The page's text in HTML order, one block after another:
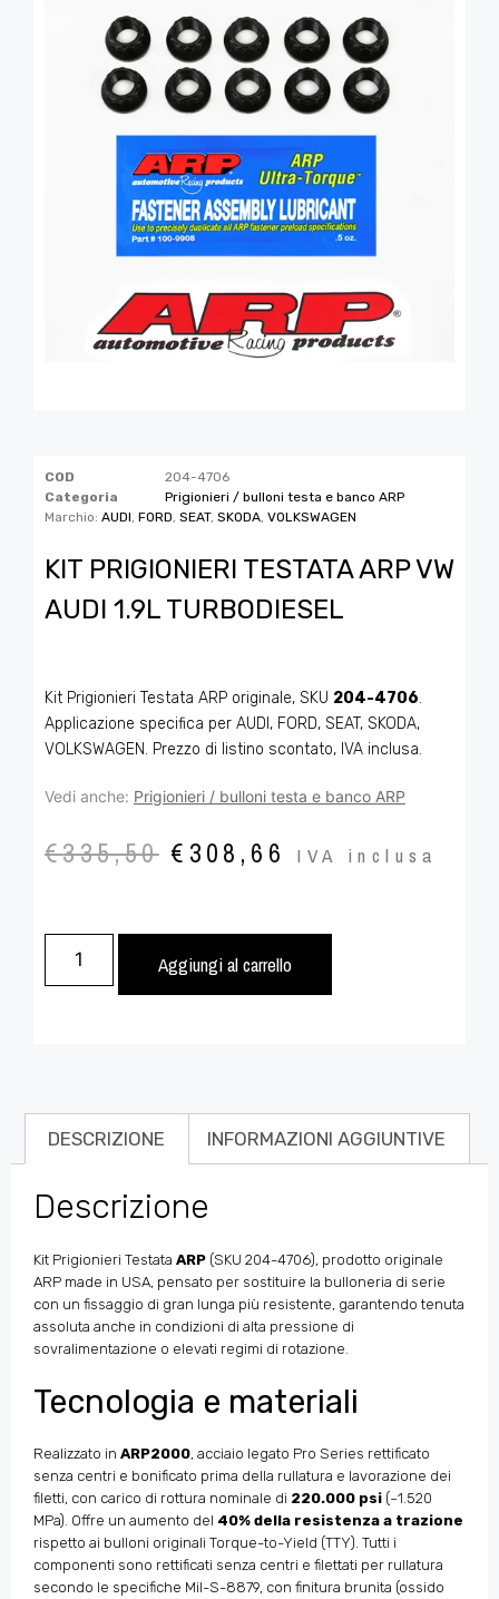
COD
204-4706
Categoria
Prigionieri / bulloni testa e banco ARP
Marchio: AUDI, FORD, SEAT, SKODA, VOLKSWAGEN
KIT PRIGIONIERI TESTATA ARP VW
AUDI 1.9L TURBODIESEL
Kit Prigionieri Testata ARP originale, SKU 204-4706.
Applicazione specifica per AUDI, FORD, SEAT, SKODA,
VOLKSWAGEN. Prezzo di listino scontato, IVA inclusa.
Vedi anche: Prigionieri / bulloni testa e banco ARP
€335,50 € 308,66 IVA inclusa
Aggiungi al carrello
DESCRIZIONE INFORMAZIONI AGGIUNTIVE
Descrizione
Kit Prigionieri Testata ARP (SKU 204-4706), prodotto originale
ARP made in USA, pensato per sostituire la bulloneria di serie
con un fissaggio di gran lunga più resistente, garantendo tenuta
assoluta anche in condizioni di alta pressione di
sovralimentazione o elevati regimi di rotazione.
Tecnologia e materiali
Realizzato in ARP2000, acciaio legato Pro Series rettificato
senza centri e bonificato prima della rullatura e lavorazione dei
filetti, con carico di rottura nominale di 220.000 psi (~1.520
MPa). Offre un aumento del 40% della resistenza a trazione
rispetto ai bulloni originali Torque-to-Yield (TTY). Tutti i
componenti sono rettificati senza centri e filettati per rullatura
secondo le specifiche Mil-S-8879, con finitura brunita (ossido